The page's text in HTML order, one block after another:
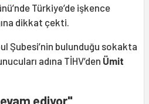
Türkiye’de işkence
dikkat çekti.
Şubesi’nin bulunduğu sokakta
adına TİHV’den Ümit
ediyor"